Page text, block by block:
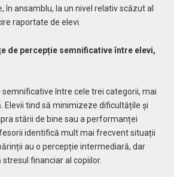
în ansamblu, la un nivel relativ scăzut al
raportate de elevi.
de percepție semnificative între elevi,
între cele trei categorii, mai
Elevii tind să minimizeze dificultățile și
stării de bine sau a performanței
identifică mult mai frecvent situații
au o percepție intermediară, dar
financiar al copiilor.